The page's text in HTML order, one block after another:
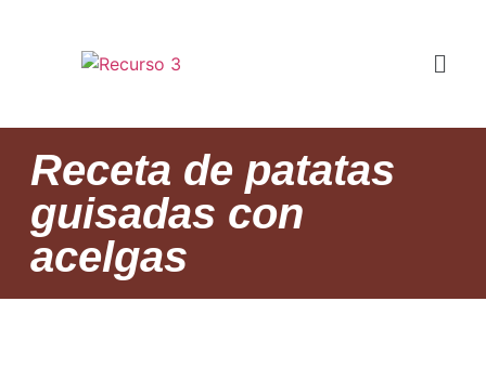
Receta de patatas
guisadas con
acelgas